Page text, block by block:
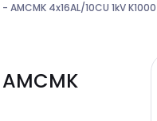
4x16AL/10CU 1kV K1000